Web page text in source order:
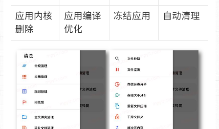
应用内核
删除
应用编译
优化
冻结应用 自动清理